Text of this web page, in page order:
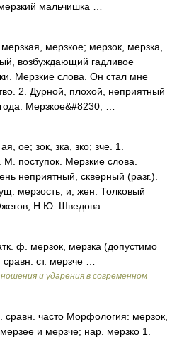
мальчишка …
мерзкое; мерзок, мерзка,
возбуждающий гадливое
Мерзкие слова. Он стал мне
2. Дурной, плохой, неприятный
Мерзкое&#8230; …
ое; зок, зка, зко; зче. 1.
поступок. Мерзкие слова.
неприятный, скверный (разг.).
мерзость, и, жен. Толковый
Н.Ю. Шведова …
ф. мерзок, мерзка (допустимо
ст. мерзче …
и ударения в современном
часто Морфология: мерзок,
и мерзче; нар. мерзко 1.